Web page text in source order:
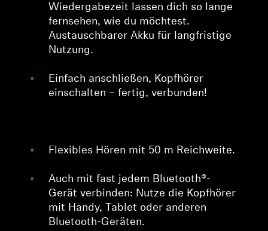
Wiedergabezeit lassen dich so lange
fernsehen, wie du möchtest.
Austauschbarer Akku für langfristige
Nutzung.
Einfach anschließen, Kopfhörer
einschalten – fertig, verbunden!
Flexibles Hören mit 50 m Reichweite.
Auch mit fast jedem Bluetooth®-
Gerät verbinden: Nutze die Kopfhörer
mit Handy, Tablet oder anderen
Bluetooth-Geräten.